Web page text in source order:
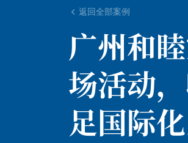
 返回全部案例
广州和睦
场活动
足国际